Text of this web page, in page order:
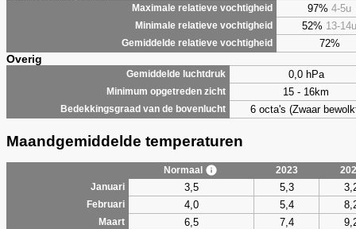
Maximale relatieve vochtigheid 97% 4-5u
Minimale relatieve vochtigheid 52% 13-14u
Gemiddelde relatieve vochtigheid 72%
Overig
Gemiddelde luchtdruk 0,0 hPa
Minimum opgetreden zicht 15 - 16km
Bedekkingsgraad van de bovenlucht 6 octa's (Zwaar
Maandgemiddelde temperaturen
Normaal 2023
Januari
3,5 5,3
Februari 4,0 5,4
Maart 6,5 7,4